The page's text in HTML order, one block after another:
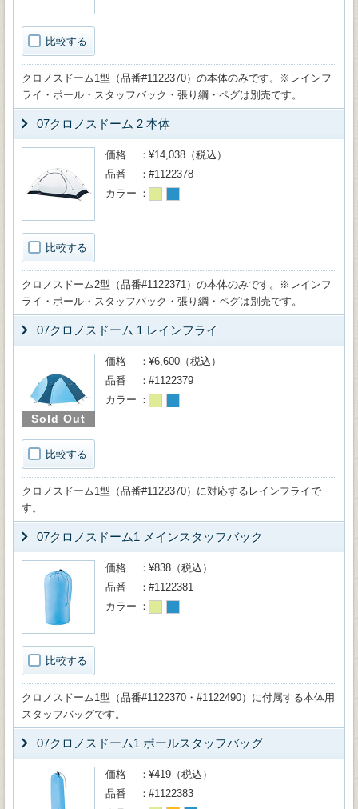
比較する
クロノスドーム1型（品番#1122370）の本体のみです。※レインフ
ライ・ポール・スタッフバック・張り綱・ペグは別売です。
07クロノスドーム 2 本体
比較する
価格
¥14,038（税込）
品番
#1122378
カラー
クロノスドーム2型（品番#1122371）の本体のみです。※レインフ
ライ・ポール・スタッフバック・張り綱・ペグは別売です。
07クロノスドーム 1 レインフライ
Sold Out
比較する
価格
¥6,600（税込）
品番
#1122379
カラー
クロノスドーム1型（品番#1122370）に対応するレインフライで
す。
07クロノスドーム1 メインスタッフバック
比較する
価格
¥838（税込）
品番
#1122381
カラー
クロノスドーム1型（品番#1122370・#1122490）に付属する本体用
スタッフバッグです。
07クロノスドーム1 ポールスタッフバッグ
価格
¥419（税込）
品番
#1122383